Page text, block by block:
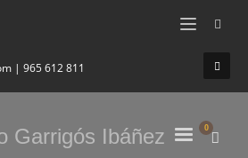
| 965 612 811